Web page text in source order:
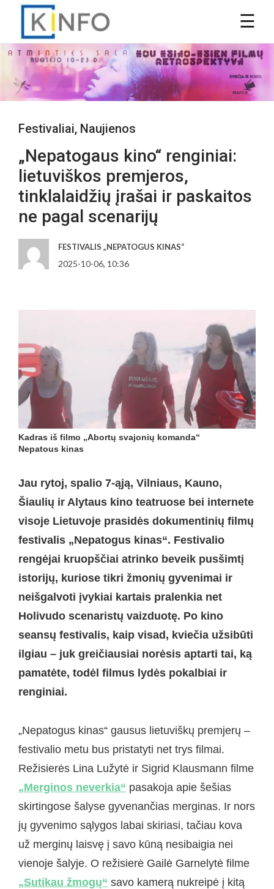
Festivaliai, Naujienos
„Nepatogaus kino“ renginiai:
lietuviškos premjeros,
tinklalaidžių įrašai ir paskaitos
ne pagal scenarijų
FESTIVALIS „NEPATOGUS KINAS“
2025-10-06, 10:36
Kadras iš filmo „Abortų svajonių komanda“
Nepatous kinas
Jau rytoj, spalio 7-ąją, Vilniaus, Kauno,
Šiaulių ir Alytaus kino teatruose bei internete
visoje Lietuvoje prasidės dokumentinių filmų
festivalis „Nepatogus kinas“. Festivalio
rengėjai kruopščiai atrinko beveik pusšimtį
istorijų, kuriose tikri žmonių gyvenimai ir
neišgalvoti įvykiai kartais pralenkia net
Holivudo scenaristų vaizduotę. Po kino
seansų festivalis, kaip visad, kviečia užsibūti
ilgiau – juk greičiausiai norėsis aptarti tai, ką
pamatėte, todėl filmus lydės pokalbiai ir
renginiai.
„Nepatogus kinas“ gausus lietuviškų premjerų –
festivalio metu bus pristatyti net trys filmai.
Režisierės Lina Lužytė ir Sigrid Klausmann filme
„Merginos neverkia“ pasakoja apie šešias
skirtingose šalyse gyvenančias merginas. Ir nors
jų gyvenimo sąlygos labai skiriasi, tačiau kova
už merginų laisvę į savo kūną nesibaigia nei
vienoje šalyje. O režisierė Gailė Garnelytė filme
„Sutikau žmogų“ savo kamerą nukreipė į kitą